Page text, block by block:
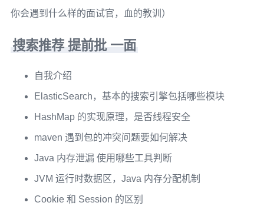
你会遇到什么样的面试官，血的教训）
搜索推荐 提前批 一面
自我介绍
ElasticSearch，基本的搜索引擎包括哪些模块
HashMap 的实现原理，是否线程安全
maven 遇到包的冲突问题要如何解决
Java 内存泄漏 使用哪些工具判断
JVM 运行时数据区，Java 内存分配机制
Cookie 和 Session 的区别